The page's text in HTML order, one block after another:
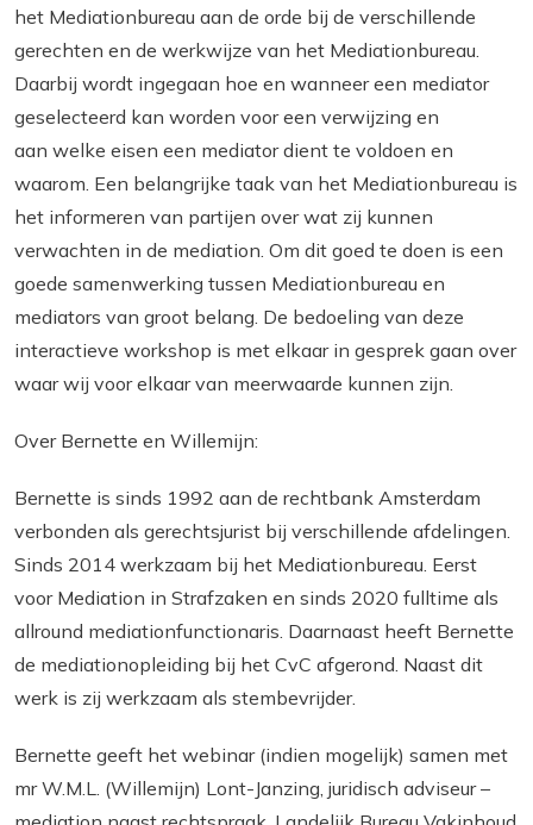
het Mediationbureau aan de orde bij de verschillende
gerechten en de werkwijze van het Mediationbureau.
Daarbij wordt ingegaan hoe en wanneer een mediator
geselecteerd kan worden voor een verwijzing en
aan welke eisen een mediator dient te voldoen en
waarom. Een belangrijke taak van het Mediationbureau is
het informeren van partijen over wat zij kunnen
verwachten in de mediation. Om dit goed te doen is een
goede samenwerking tussen Mediationbureau en
mediators van groot belang. De bedoeling van deze
interactieve workshop is met elkaar in gesprek gaan over
waar wij voor elkaar van meerwaarde kunnen zijn.
Over Bernette en Willemijn:
Bernette is sinds 1992 aan de rechtbank Amsterdam
verbonden als gerechtsjurist bij verschillende afdelingen.
Sinds 2014 werkzaam bij het Mediationbureau. Eerst
voor Mediation in Strafzaken en sinds 2020 fulltime als
allround mediationfunctionaris. Daarnaast heeft Bernette
de mediationopleiding bij het CvC afgerond. Naast dit
werk is zij werkzaam als stembevrijder.
Bernette geeft het webinar (indien mogelijk) samen met
mr W.M.L. (Willemijn) Lont-Janzing, juridisch adviseur –